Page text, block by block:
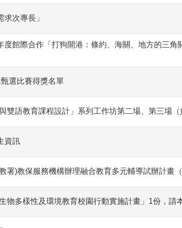
次專長」
館際合作「打狗開港：條約、海關、地方的三
選比賽得獎名單
語教育課程設計」系列工作坊第二場、第三場（
資訊
)教保服務機構辦理融合教育多元輔導試辦計畫
多樣性及環境教育校園行動實施計畫」1份，請